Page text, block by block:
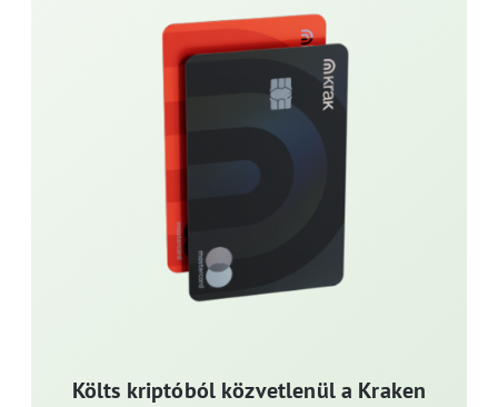
Költs kriptóból közvetlenül a Kraken